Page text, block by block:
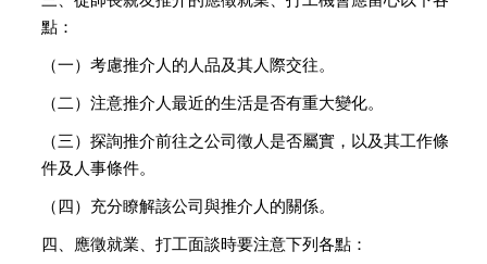
點：
（一）考慮推介人的人品及其人際交往。
（二）注意推介人最近的生活是否有重大變化。
（三）探詢推介前往之公司徵人是否屬實，以及其工作條
件及人事條件。
（四）充分瞭解該公司與推介人的關係。
四、應徵就業、打工面談時要注意下列各點：